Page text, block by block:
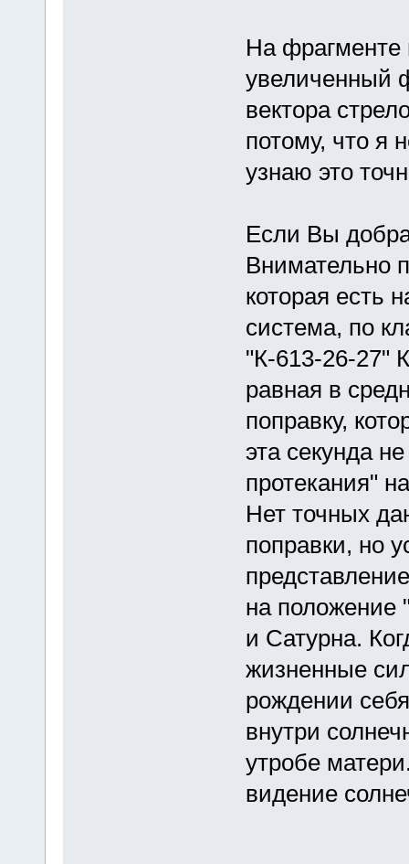
На фрагменте
увеличенный
вектора
потому, что я
узнаю это
Если Вы
Внимательно
которая есть
система, по
"К-613-26-27"
равная в
поправку,
эта секунда
протекания"
Нет точных
поправки, но
на положение
и Сатурна.
жизненные
рождении
внутри
утробе
видение